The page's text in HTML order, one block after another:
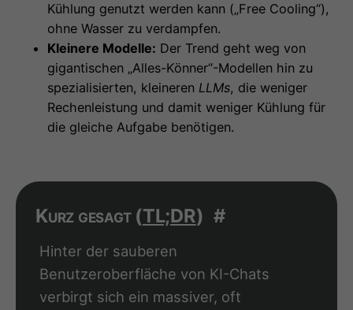
Kühlung genutzt werden kann („Free Cooling“),
ohne Wasser zu verdampfen.
Kleinere Modelle: Der Trend geht weg von
gigantischen „Alles-Könner“-Modellen hin zu
spezialisierten, kleineren LLMs, die weniger
Rechenleistung und damit weniger Kühlung für
die gleiche Aufgabe benötigen.
Kurz gesagt (TL;DR) #
Hinter der sauberen
Benutzeroberfläche von KI-Chats
verbirgt sich ein massiver, oft